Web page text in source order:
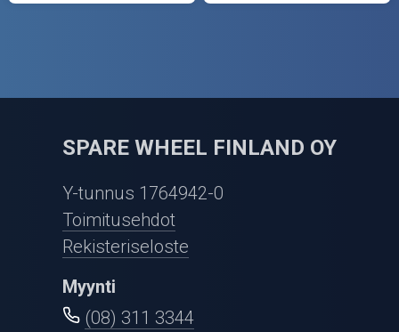
SPARE WHEEL FINLAND OY
Y-tunnus 1764942-0
Toimitusehdot
Rekisteriseloste
Myynti
(08) 311 3344